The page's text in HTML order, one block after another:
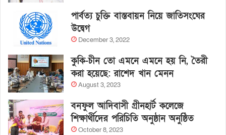
পার্বত্য চুক্তি বাস্তবায়ন নিয়ে জাতিসংঘের
উদ্বেগ
December 3, 2022
কুকি-চীন তো এমনে এমনে হয় নি, তৈরী
করা হয়েছে: রাশেদ খান মেনন
August 3, 2023
বনফুল আদিবাসী গ্রীনহার্ট কলেজে
শিক্ষার্থীদের পরিচিতি অনুষ্ঠান অনুষ্ঠিত
October 8, 2023